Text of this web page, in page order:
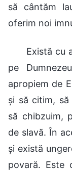
să cântăm
oferim noi
Există cu
pe
apropiem de
și să citim,
să chibzuim,
de slavă. În
și există
povară. Este